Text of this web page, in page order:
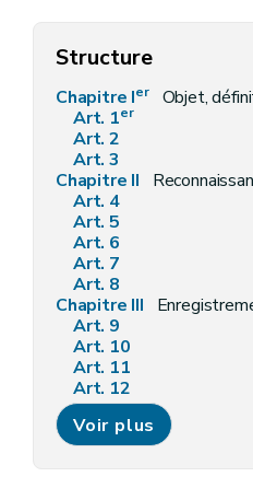
Structure
Chapitre Ier
Objet,
Art. 1er
Art. 2
Art. 3
Chapitre II
Art. 4
Art. 5
Art. 6
Art. 7
Art. 8
Chapitre III
Enregistrement de
Art. 9
Art. 10
Art. 11
Art. 12
Art. 13
Chapitre IV
Modification, suspension ou retrait
Art. 14
Voir plus